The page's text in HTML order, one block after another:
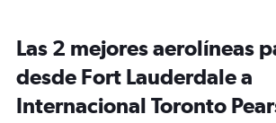
Las 2 mejores aerolíneas
desde Fort Lauderdale a
Internacional Toronto